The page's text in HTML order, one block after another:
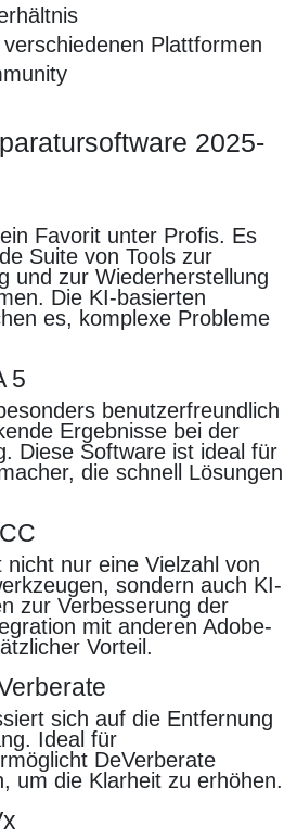
Plattformen
2025-
Favorit unter Profis. Es
Suite von Tools zur
und zur Wiederherstellung
Die KI-basierten
es, komplexe Probleme
5
benutzerfreundlich
Ergebnisse bei der
Diese Software ist ideal für
die schnell Lösungen
nur eine Vielzahl von
sondern auch KI-
zur Verbesserung der
mit anderen Adobe-
Vorteil.
sich auf die Entfernung
Ideal für
DeVerberate
um die Klarheit zu erhöhen.